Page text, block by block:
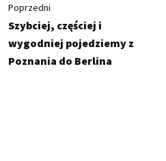
Poprzedni
Szybciej, częściej i
wygodniej pojedziemy z
Poznania do Berlina